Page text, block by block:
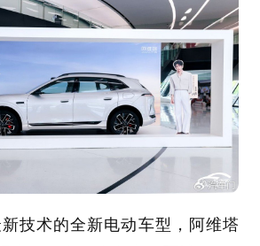
技术的全新电动车型，阿维塔